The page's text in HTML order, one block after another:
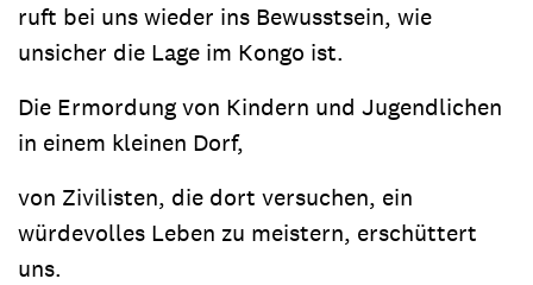
ruft bei uns wieder ins Bewusstsein, wie
unsicher die Lage im Kongo ist.
Die Ermordung von Kindern und Jugendlichen
in einem kleinen Dorf,
von Zivilisten, die dort versuchen, ein
würdevolles Leben zu meistern, erschüttert
uns.